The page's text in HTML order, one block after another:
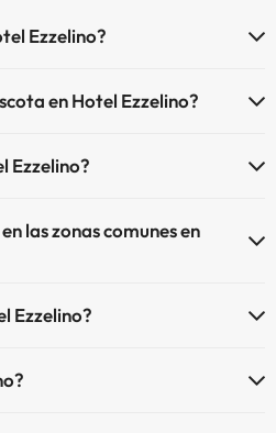
Ezzelino?
en Hotel Ezzelino?
Ezzelino?
las zonas comunes en
Ezzelino?